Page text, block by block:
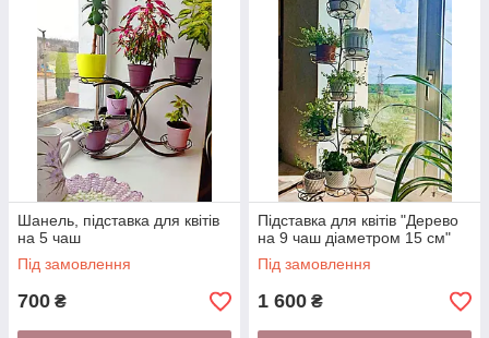
Шанель, підставка для квітів
на 5 чаш
Під замовлення
700 ₴
Підставка для квітів "Дерево
на 9 чаш діаметром 15 см"
Під замовлення
1 600 ₴